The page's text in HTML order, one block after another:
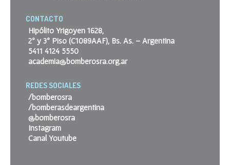
CONTACTO
Hipólito Yrigoyen 1628,
2º y 3º Piso (C1089AAF), Bs. As. – Argentina
5411 4124 5550
academia@bomberosra.org.ar
REDES SOCIALES
/bomberosra
/bomberasdeargentina
@bomberosra
Instagram
Canal Youtube